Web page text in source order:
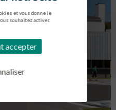
et vous donne le
souhaitez activer.
accepter